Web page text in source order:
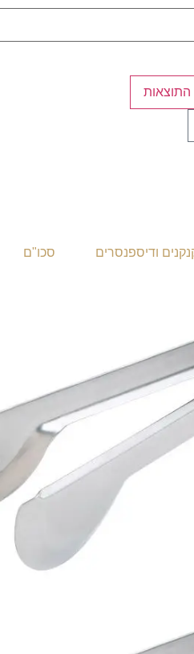
התוצאות
ודיספנסרים סכו"ם